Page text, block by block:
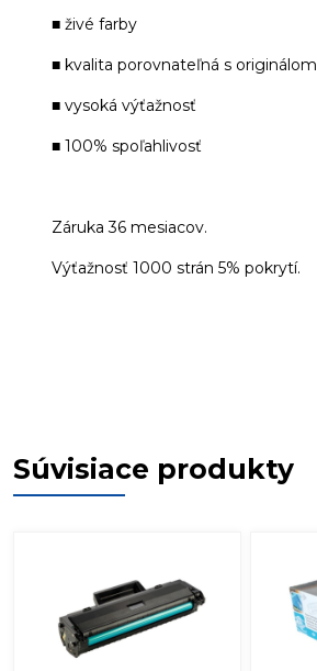
■ živé farby
■ kvalita porovnateľná s originálom
■ vysoká výťažnosť
■ 100% spoľahlivosť
Záruka 36 mesiacov.
Výťažnosť 1000 strán 5% pokrytí.
Súvisiace produkty